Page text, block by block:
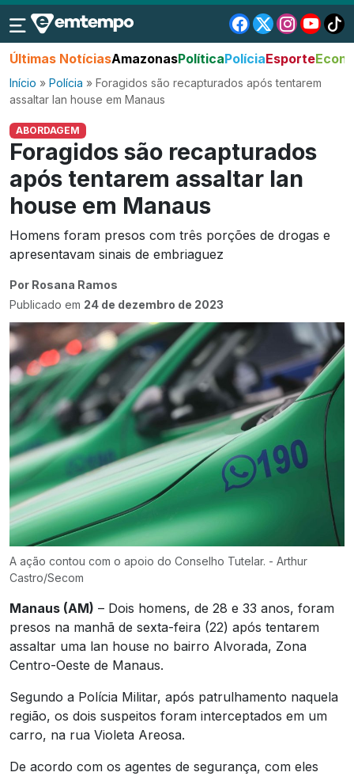
Últimas NotíciasAmazonasPolíticaPolíciaEsporte
Início » Polícia » Foragidos são recapturados após tentarem
assaltar lan house em Manaus
ABORDAGEM
Foragidos são recapturados
após tentarem assaltar lan
house em Manaus
Homens foram presos com três porções de drogas e
apresentavam sinais de embriaguez
Por Rosana Ramos
Publicado em 24 de dezembro de 2023
A ação contou com o apoio do Conselho Tutelar. - Arthur
Castro/Secom
Manaus (AM) – Dois homens, de 28 e 33 anos, foram
presos na manhã de sexta-feira (22) após tentarem
assaltar uma lan house no bairro Alvorada, Zona
Centro-Oeste de Manaus.
Segundo a Polícia Militar, após patrulhamento naquela
região, os dois suspeitos foram interceptados em um
carro, na rua Violeta Areosa.
De acordo com os agentes de segurança, com eles